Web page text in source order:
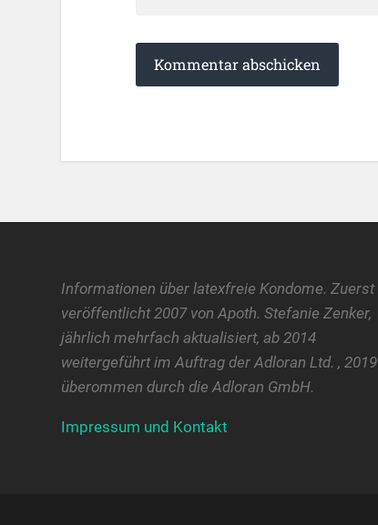
Informationen über latexfreie Kondome. Zuerst
veröffentlicht 2007 von Apoth. Stefanie Zenker,
jährlich mehrfach aktualisiert, ab 2014
weitergeführt im Auftrag der Adloran Ltd. , 2019
überommen durch die Adloran GmbH.
Impressum und Kontakt